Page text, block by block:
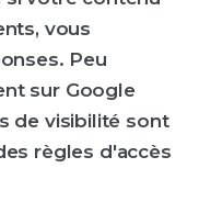
vous
Peu
sur Google
de visibilité sont
règles d'accès